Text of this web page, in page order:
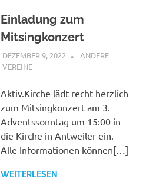
Einladung zum
Mitsingkonzert
DEZEMBER 9, 2022
BÜRGERVEREIN
ANDERE
VEREINE
Aktiv.Kirche lädt recht herzlich
zum Mitsingkonzert am 3.
Adventssonntag um 15:00 in
die Kirche in Antweiler ein.
Alle Informationen können[…]
WEITERLESEN